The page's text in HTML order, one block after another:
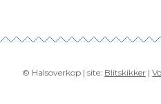
© Halsoverkop | site: Blitskikker |